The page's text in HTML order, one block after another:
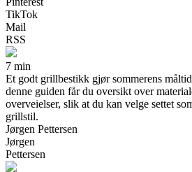
TikTok
Mail
RSS
7 min
Et godt grillbestikk gjør sommerens
denne guiden får du oversikt over
overveielser, slik at du kan velge settet
grillstil.
Jørgen Pettersen
Jørgen
Pettersen